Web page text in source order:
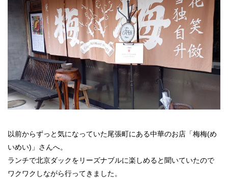
以前からずっと気になっていた尾張町にある中華のお店「梅梅(め
いめい)」さんへ。
ランチで北京ダックをリーズナブルに楽しめると聞いていたので
ワクワクしながら行ってきました。